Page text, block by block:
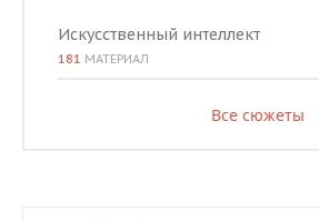
Искусственный интеллект
181 МАТЕРИАЛ
Все сюжеты